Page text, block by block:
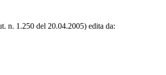
n. 1.250 del 20.04.2005) edita da: